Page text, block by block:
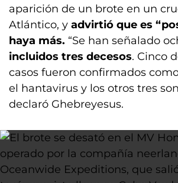
aparición de un brote en un
Atlántico, y advirtió que es
haya más. “Se han señalado
incluidos tres decesos. Cinco
casos fueron confirmados
el hantavirus y los otros tres
declaró Ghebreyesus.